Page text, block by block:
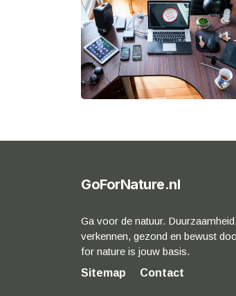
GoForNature.nl
Ga voor de natuur.
verkennen, gezond en bewust
for nature is jouw basis.
Sitemap
Contact